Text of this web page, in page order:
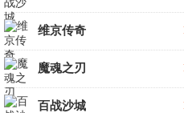
维京传奇
魔魂之刃
百战沙城